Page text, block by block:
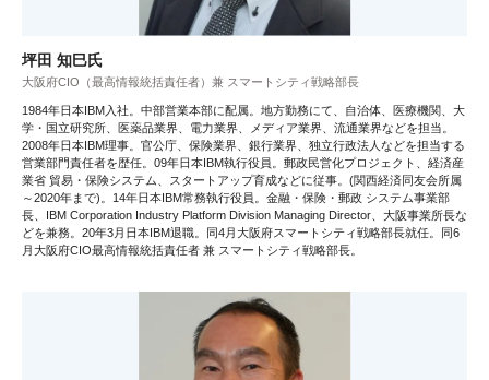
坪田 知巳氏
大阪府CIO（最高情報統括責任者）兼 スマートシティ戦略部長
1984年日本IBM入社。中部営業本部に配属。地方勤務にて、自治体、医療機関、大
学・国立研究所、医薬品業界、電力業界、メディア業界、流通業界などを担当。
2008年日本IBM理事。官公庁、保険業界、銀行業界、独立行政法人などを担当する
営業部門責任者を歴任。09年日本IBM執行役員。郵政民営化プロジェクト、経済産
業省 貿易・保険システム、スタートアップ育成などに従事。(関西経済同友会所属
～2020年まで)。14年日本IBM常務執行役員。金融・保険・郵政 システム事業部
長、IBM Corporation Industry Platform Division Managing Director、大阪事業所長な
どを兼務。20年3月日本IBM退職。同4月大阪府スマートシティ戦略部長就任。同6
月大阪府CIO最高情報統括責任者 兼 スマートシティ戦略部長。